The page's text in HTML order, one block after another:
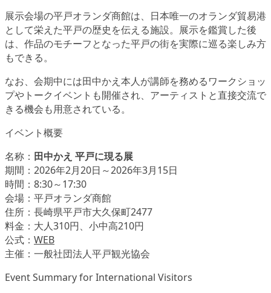
展示会場の平戸オランダ商館は、日本唯一のオランダ貿易港
として栄えた平戸の歴史を伝える施設。展示を鑑賞した後
は、作品のモチーフとなった平戸の街を実際に巡る楽しみ方
もできる。
なお、会期中には田中かえ本人が講師を務めるワークショッ
プやトークイベントも開催され、アーティストと直接交流で
きる機会も用意されている。
イベント概要
名称： 田中かえ 平戸に現る展
期間：2026年2月20日～2026年3月15日
時間：8:30～17:30
会場：平戸オランダ商館
住所：長崎県平戸市大久保町2477
料金：大人310円、小中高210円
公式： WEB
主催：一般社団法人平戸観光協会
Event Summary for International Visitors